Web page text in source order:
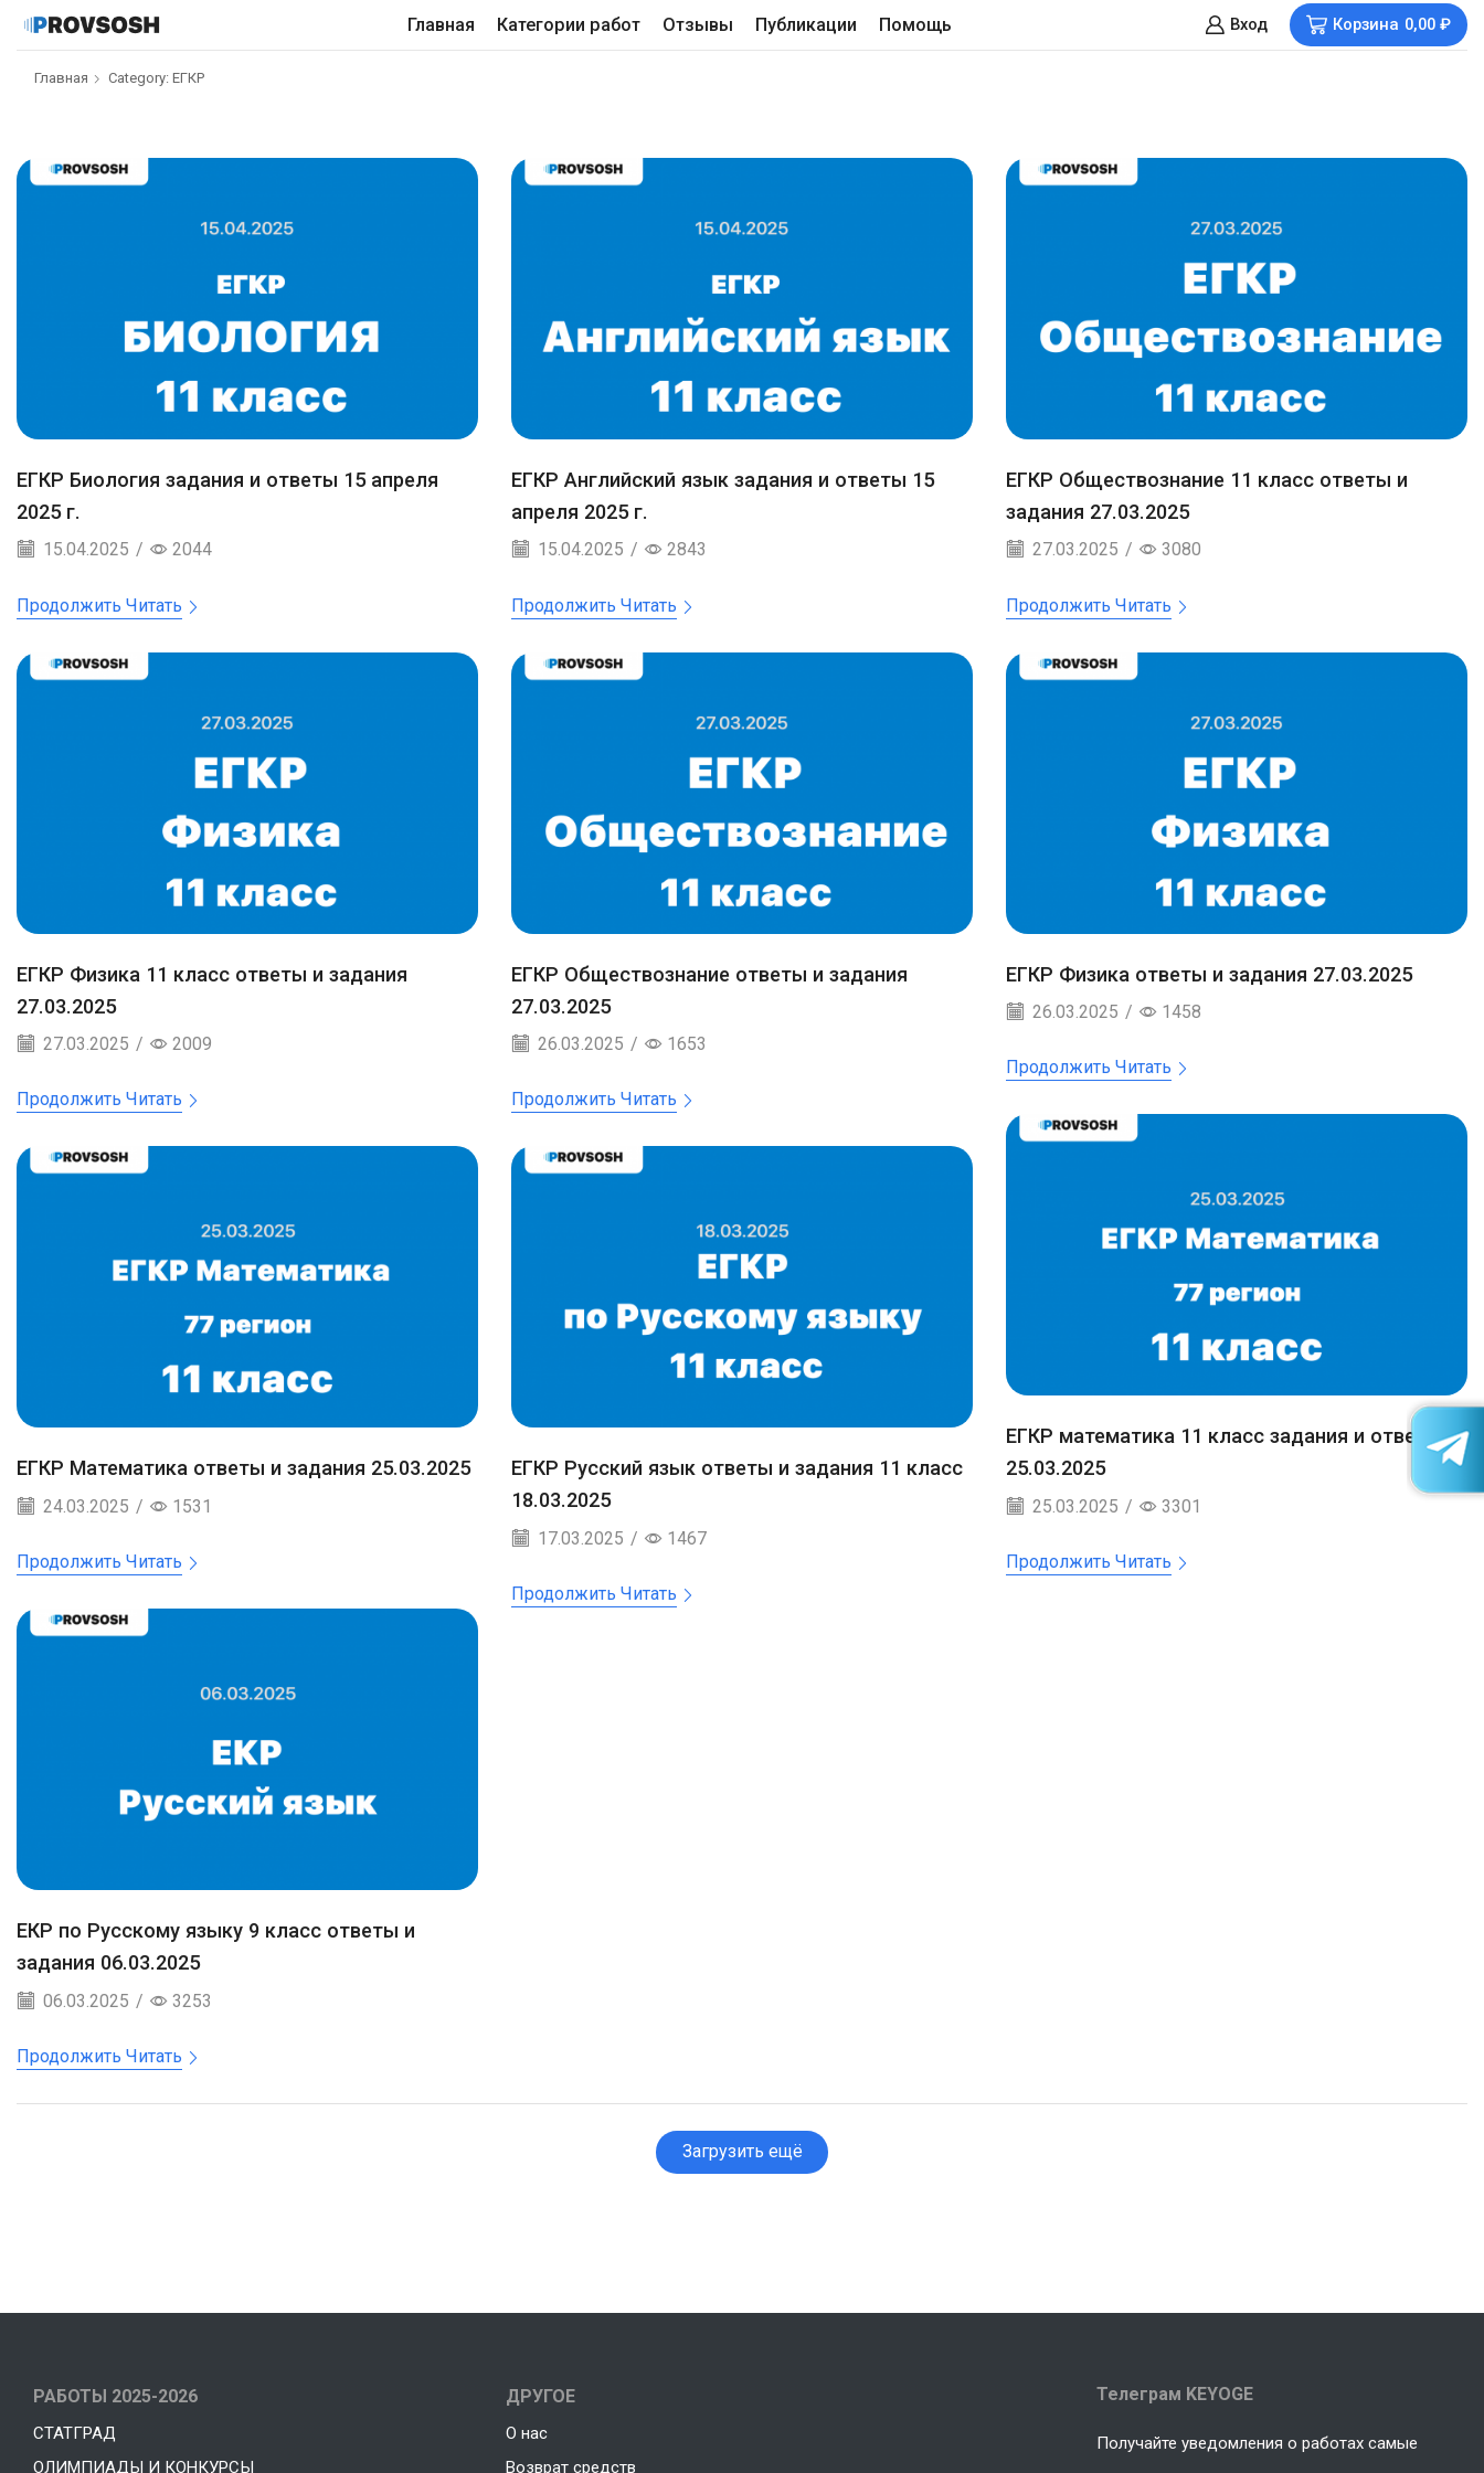
Главная Категории работ Отзывы Публикации Помощь Вход Корзина 0,00 ₽
Главная Category: ЕГКР
ЕГКР Биология задания и ответы 15 апреля
2025 г.
15.04.2025 / 2044
Продолжить Читать
ЕГКР Английский язык задания и ответы 15
апреля 2025 г.
15.04.2025 / 2843
Продолжить Читать
ЕГКР Обществознание 11 класс ответы и
задания 27.03.2025
27.03.2025 / 3080
Продолжить Читать
ЕГКР Физика 11 класс ответы и задания
27.03.2025
27.03.2025 / 2009
Продолжить Читать
ЕГКР Обществознание ответы и задания
27.03.2025
26.03.2025 / 1653
Продолжить Читать
ЕГКР Физика ответы и задания 27.03.2025
26.03.2025 / 1458
Продолжить Читать
ЕГКР математика 11 класс задания и ответы
25.03.2025
25.03.2025 / 3301
Продолжить Читать
ЕГКР Математика ответы и задания 25.03.2025
24.03.2025 / 1531
Продолжить Читать
ЕГКР Русский язык ответы и задания 11 класс
18.03.2025
17.03.2025 / 1467
Продолжить Читать
ЕКР по Русскому языку 9 класс ответы и
задания 06.03.2025
06.03.2025 / 3253
Продолжить Читать
Загрузить ещё
РАБОТЫ 2025-2026
СТАТГРАД
ОЛИМПИАДЫ И КОНКУРСЫ
ДРУГОЕ
О нас
Возврат средств
Телеграм KEYOGE
Получайте уведомления о работах самые